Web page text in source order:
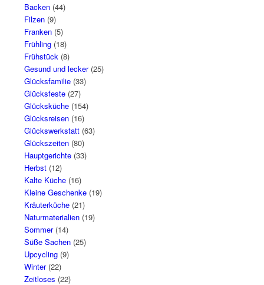
Backen(44)
Filzen(9)
Franken(5)
Frühling(18)
Frühstück (8)
Gesund und lecker(25)
Glücksfamilie(33)
Glücksfeste(27)
Glücksküche(154)
Glücksreisen(16)
Glückswerkstatt(63)
Glückszeiten(80)
Hauptgerichte(33)
Herbst(12)
Kalte Küche(16)
Kleine Geschenke(19)
Kräuterküche(21)
Naturmaterialien(19)
Sommer(14)
Süße Sachen(25)
Upcycling(9)
Winter(22)
Zeitloses (22)